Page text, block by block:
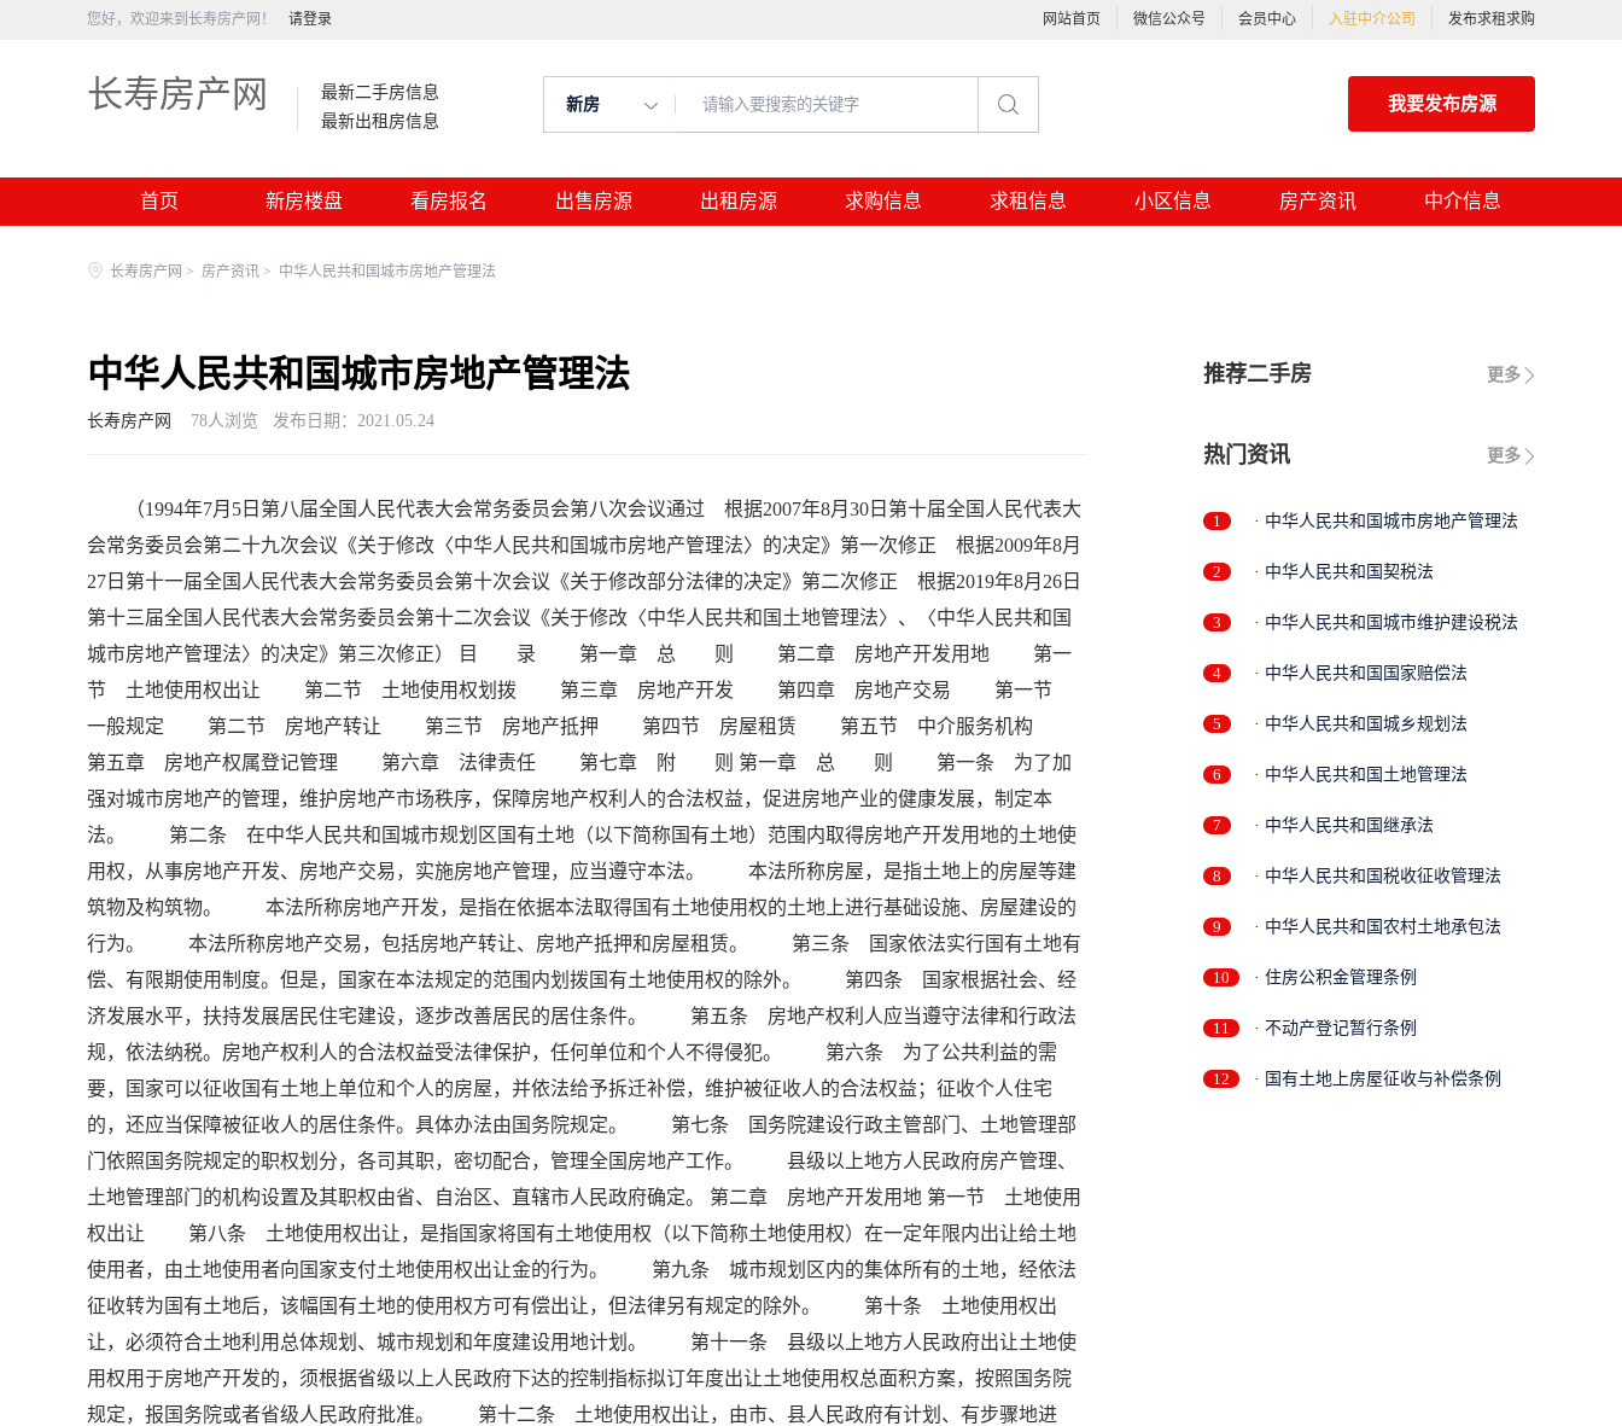
您好，欢迎来到长寿房产网！ 请登录 网站首页 微信公众号 会员中心 入驻中介公司 发布求租求购
长寿房产网
最新二手房信息
最新出租房信息
新房 我要发布房源
首页 新房楼盘 看房报名 出售房源 出租房源 求购信息 求租信息 小区信息 房产资讯 中介信息
长寿房产网 > 房产资讯 > 中华人民共和国城市房地产管理法
中华人民共和国城市房地产管理法
长寿房产网 78人浏览 发布日期：2021.05.24
（1994年7月5日第八届全国人民代表大会常务委员会第八次会议通过 根据2007年8月30日第十届全国人民代表大
会常务委员会第二十九次会议《关于修改〈中华人民共和国城市房地产管理法〉的决定》第一次修正 根据2009年8月
27日第十一届全国人民代表大会常务委员会第十次会议《关于修改部分法律的决定》第二次修正 根据2019年8月26日
第十三届全国人民代表大会常务委员会第十二次会议《关于修改〈中华人民共和国土地管理法〉、〈中华人民共和国
城市房地产管理法〉的决定》第三次修正） 目 录 第一章 总 则 第二章 房地产开发用地 第一
节 土地使用权出让 第二节 土地使用权划拨 第三章 房地产开发 第四章 房地产交易 第一节
一般规定 第二节 房地产转让 第三节 房地产抵押 第四节 房屋租赁 第五节 中介服务机构
第五章 房地产权属登记管理 第六章 法律责任 第七章 附 则 第一章 总 则 第一条 为了加
强对城市房地产的管理，维护房地产市场秩序，保障房地产权利人的合法权益，促进房地产业的健康发展，制定本
法。 第二条 在中华人民共和国城市规划区国有土地（以下简称国有土地）范围内取得房地产开发用地的土地使
用权，从事房地产开发、房地产交易，实施房地产管理，应当遵守本法。 本法所称房屋，是指土地上的房屋等建
筑物及构筑物。 本法所称房地产开发，是指在依据本法取得国有土地使用权的土地上进行基础设施、房屋建设的
行为。 本法所称房地产交易，包括房地产转让、房地产抵押和房屋租赁。 第三条 国家依法实行国有土地有
偿、有限期使用制度。但是，国家在本法规定的范围内划拨国有土地使用权的除外。 第四条 国家根据社会、经
济发展水平，扶持发展居民住宅建设，逐步改善居民的居住条件。 第五条 房地产权利人应当遵守法律和行政法
规，依法纳税。房地产权利人的合法权益受法律保护，任何单位和个人不得侵犯。 第六条 为了公共利益的需
要，国家可以征收国有土地上单位和个人的房屋，并依法给予拆迁补偿，维护被征收人的合法权益；征收个人住宅
的，还应当保障被征收人的居住条件。具体办法由国务院规定。 第七条 国务院建设行政主管部门、土地管理部
门依照国务院规定的职权划分，各司其职，密切配合，管理全国房地产工作。 县级以上地方人民政府房产管理、
土地管理部门的机构设置及其职权由省、自治区、直辖市人民政府确定。 第二章 房地产开发用地 第一节 土地使用
权出让 第八条 土地使用权出让，是指国家将国有土地使用权（以下简称土地使用权）在一定年限内出让给土地
使用者，由土地使用者向国家支付土地使用权出让金的行为。 第九条 城市规划区内的集体所有的土地，经依法
征收转为国有土地后，该幅国有土地的使用权方可有偿出让，但法律另有规定的除外。 第十条 土地使用权出
让，必须符合土地利用总体规划、城市规划和年度建设用地计划。 第十一条 县级以上地方人民政府出让土地使
用权用于房地产开发的，须根据省级以上人民政府下达的控制指标拟订年度出让土地使用权总面积方案，按照国务院
规定，报国务院或者省级人民政府批准。 第十二条 土地使用权出让，由市、县人民政府有计划、有步骤地进
更多
推荐二手房
更多
热门资讯
1 · 中华人民共和国城市房地产管理法
2 · 中华人民共和国契税法
3 · 中华人民共和国城市维护建设税法
4 · 中华人民共和国国家赔偿法
5 · 中华人民共和国城乡规划法
6 · 中华人民共和国土地管理法
7 · 中华人民共和国继承法
8 · 中华人民共和国税收征收管理法
9 · 中华人民共和国农村土地承包法
10 · 住房公积金管理条例
11 · 不动产登记暂行条例
12 · 国有土地上房屋征收与补偿条例